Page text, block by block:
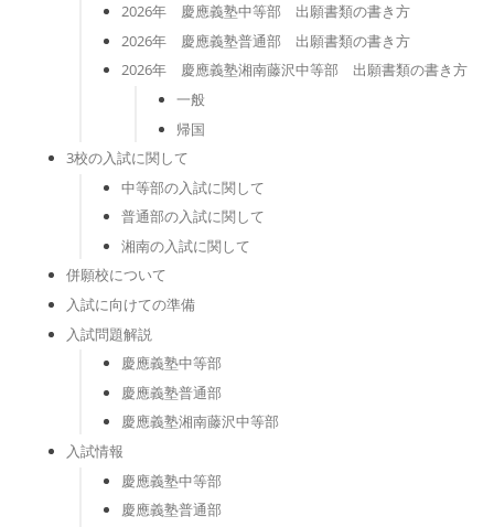
2026年 慶應義塾中等部 出願書類の書き方
2026年 慶應義塾普通部 出願書類の書き方
2026年 慶應義塾湘南藤沢中等部 出願書類の書き方
一般
帰国
3校の入試に関して
中等部の入試に関して
普通部の入試に関して
湘南の入試に関して
併願校について
入試に向けての準備
入試問題解説
慶應義塾中等部
慶應義塾普通部
慶應義塾湘南藤沢中等部
入試情報
慶應義塾中等部
慶應義塾普通部